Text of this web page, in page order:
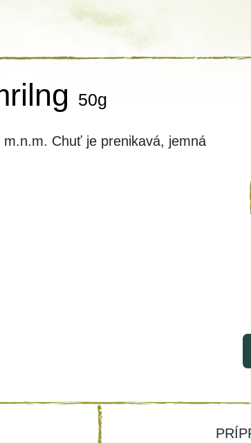
50g
Chuť je prenikavá, jemná